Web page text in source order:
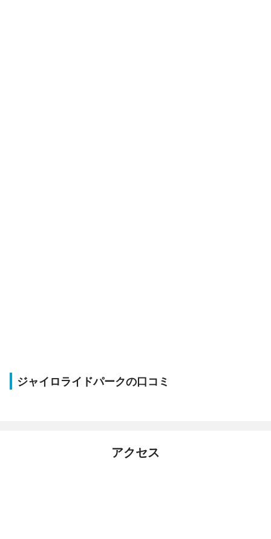
ジャイロライドパークの口コミ
アクセス